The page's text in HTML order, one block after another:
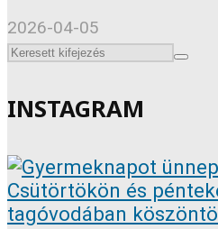
2026-04-05
INSTAGRAM